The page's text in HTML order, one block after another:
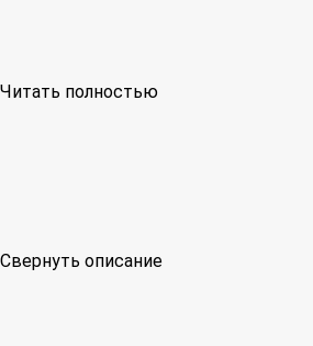
Читать полностью
Свернуть описание